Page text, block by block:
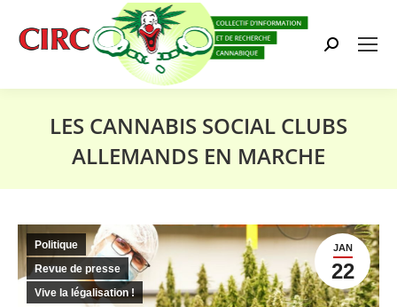
Search:
LES CANNABIS SOCIAL CLUBS
ALLEMANDS EN MARCHE
JAN
22
Politique
Revue de presse
Vive la légalisation !